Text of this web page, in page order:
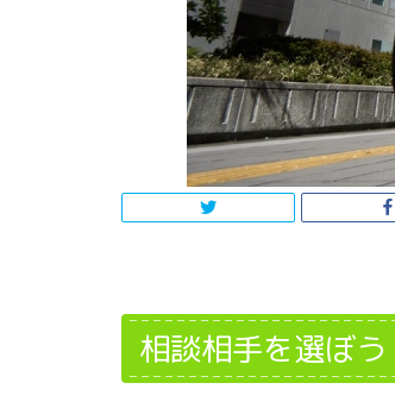
相談相手を選ぼう